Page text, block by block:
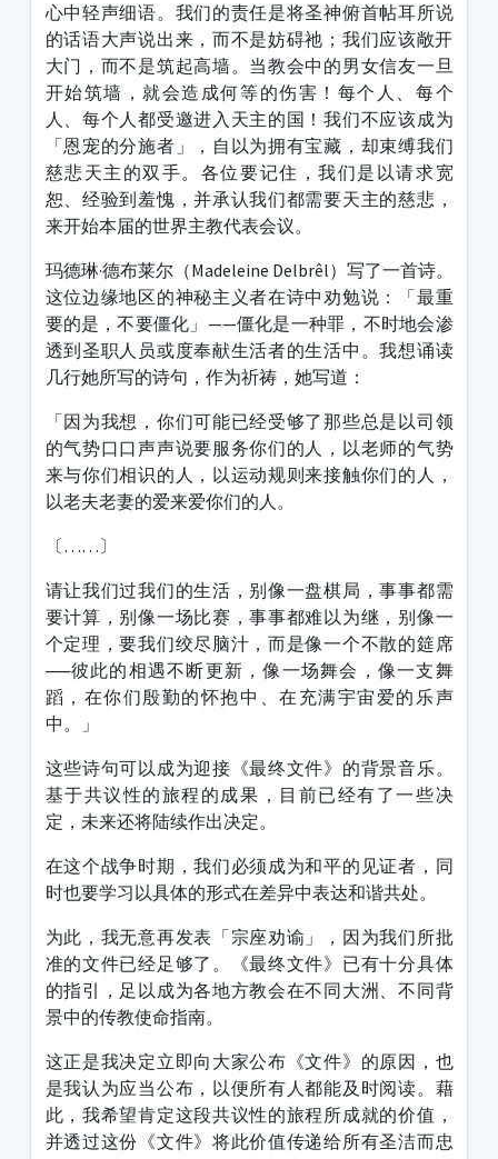
心中轻声细语。我们的责任是将圣神俯首帖耳所说
的话语大声说出来，而不是妨碍祂；我们应该敞开
大门，而不是筑起高墙。当教会中的男女信友一旦
开始筑墙，就会造成何等的伤害！每个人、每个
人、每个人都受邀进入天主的国！我们不应该成为
「恩宠的分施者」，自以为拥有宝藏，却束缚我们
慈悲天主的双手。各位要记住，我们是以请求宽
恕、经验到羞愧，并承认我们都需要天主的慈悲，
来开始本届的世界主教代表会议。
玛德琳·德布莱尔（Madeleine Delbrêl）写了一首诗。
这位边缘地区的神秘主义者在诗中劝勉说：「最重
要的是，不要僵化」——僵化是一种罪，不时地会渗
透到圣职人员或度奉献生活者的生活中。我想诵读
几行她所写的诗句，作为祈祷，她写道：
「因为我想，你们可能已经受够了那些总是以司领
的气势口口声声说要服务你们的人，以老师的气势
来与你们相识的人，以运动规则来接触你们的人，
以老夫老妻的爱来爱你们的人。
〔……〕
请让我们过我们的生活，别像一盘棋局，事事都需
要计算，别像一场比赛，事事都难以为继，别像一
个定理，要我们绞尽脑汁，而是像一个不散的筵席
──彼此的相遇不断更新，像一场舞会，像一支舞
蹈，在你们殷勤的怀抱中、在充满宇宙爱的乐声
中。」
这些诗句可以成为迎接《最终文件》的背景音乐。
基于共议性的旅程的成果，目前已经有了一些决
定，未来还将陆续作出决定。
在这个战争时期，我们必须成为和平的见证者，同
时也要学习以具体的形式在差异中表达和谐共处。
为此，我无意再发表「宗座劝谕」，因为我们所批
准的文件已经足够了。《最终文件》已有十分具体
的指引，足以成为各地方教会在不同大洲、不同背
景中的传教使命指南。
这正是我决定立即向大家公布《文件》的原因，也
是我认为应当公布，以便所有人都能及时阅读。藉
此，我希望肯定这段共议性的旅程所成就的价值，
并透过这份《文件》将此价值传递给所有圣洁而忠